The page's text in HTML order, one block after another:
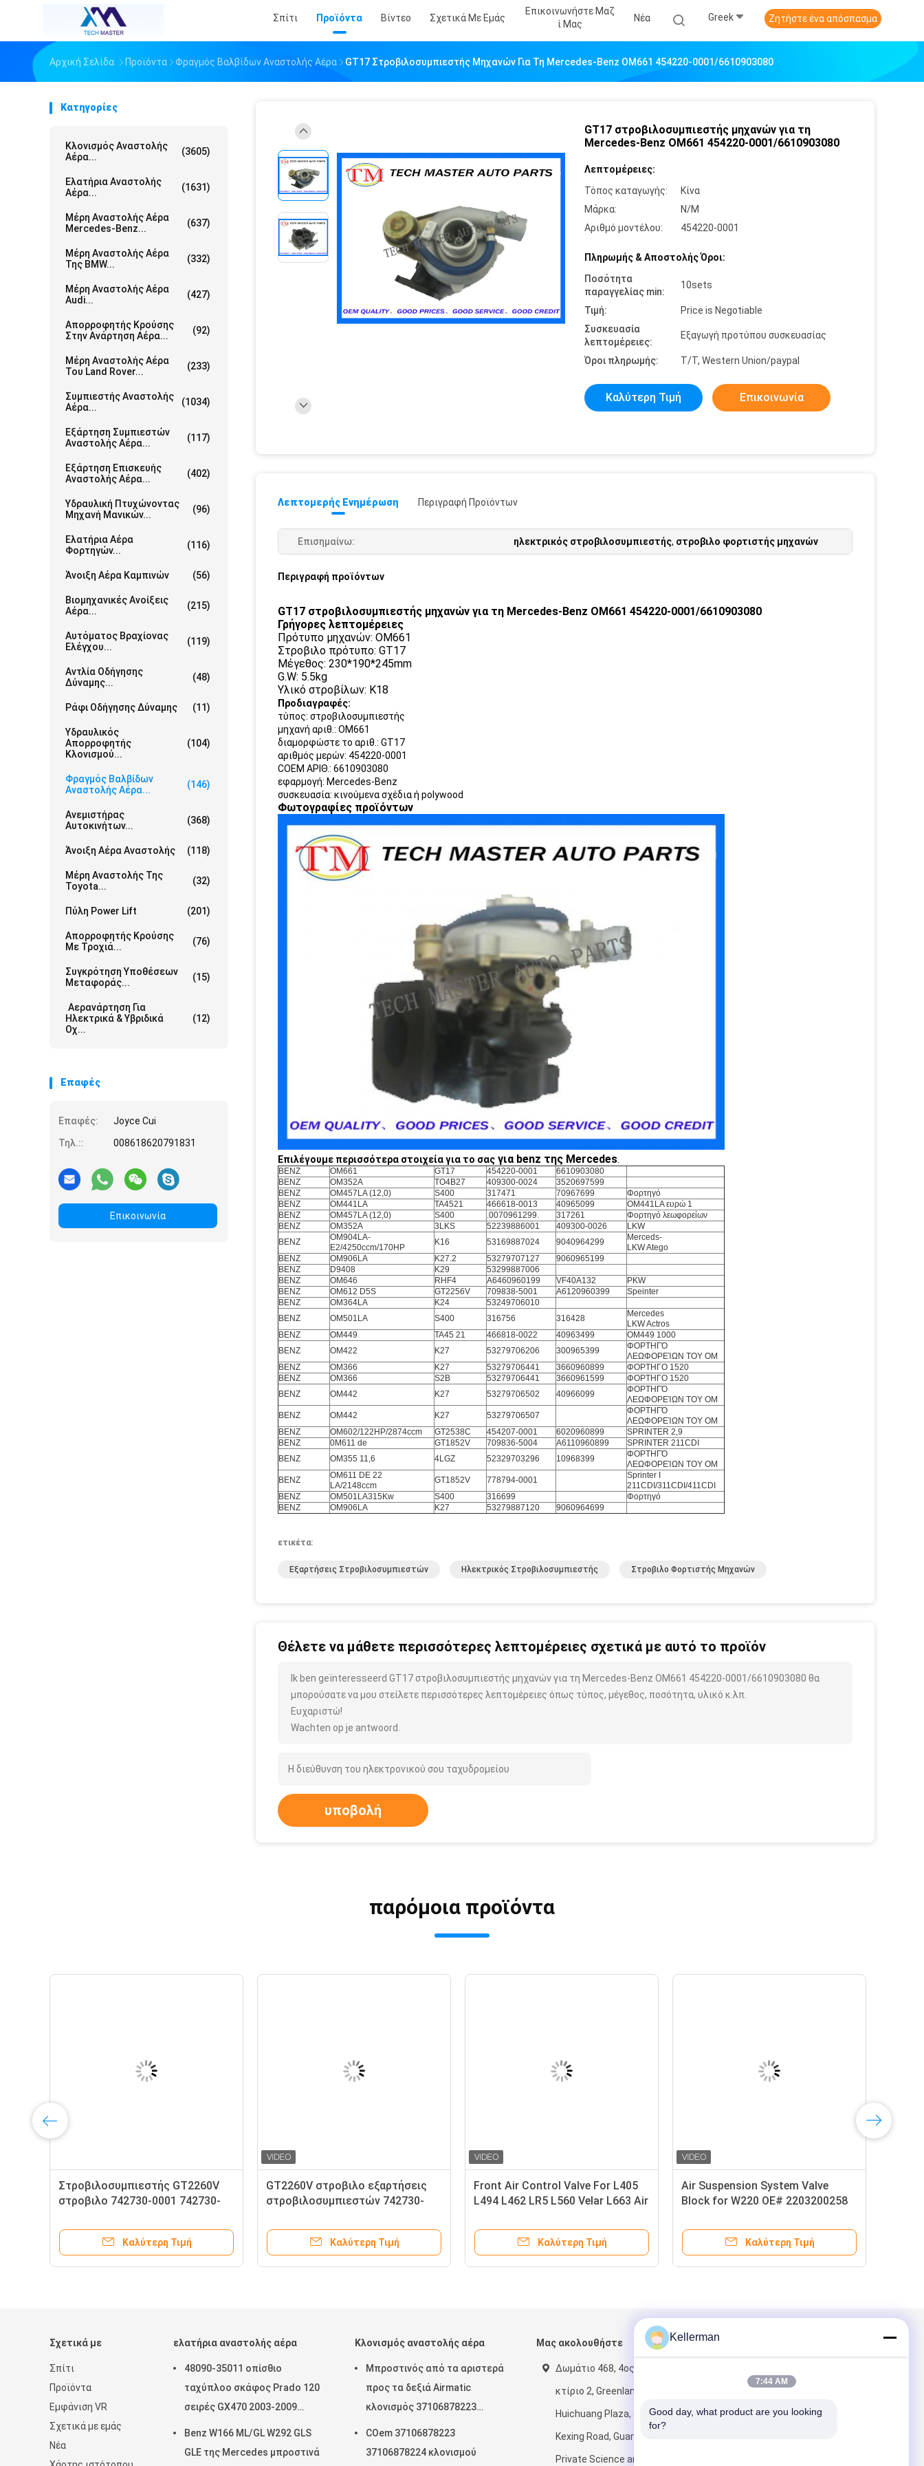
Σπίτι Προϊόντα Βίντεο Σχετικά Με Εμάς
Επικοινωνήστε Μαζ
Ί Μας
Νέα Greek Ζητήστε ένα απόσπασμα
Αρχική Σελίδα Προϊόντα Φραγμός Βαλβίδων Αναστολής Αέρα GT17 Στροβιλοσυμπιεστής Μηχανών Για Τη Mercedes-Benz OM661 454220-0001/6610903080
Κατηγορίες
Κλονισμός Αναστολής
Αέρα...
(3605)
Ελατήρια Αναστολής
Αέρα...
(1631)
Μέρη Αναστολής Αέρα
Mercedes-Benz...
(637)
Μέρη Αναστολής Αέρα
Της BMW...
(332)
Μέρη Αναστολής Αέρα
Audi...
(427)
Απορροφητής Κρούσης
Στην Ανάρτηση Αέρα...
(92)
Μέρη Αναστολής Αέρα
Του Land Rover...
(233)
Συμπιεστής Αναστολής
Αέρα...
(1034)
Εξάρτηση Συμπιεστών
Αναστολής Αέρα...
(117)
Εξάρτηση Επισκευής
Αναστολής Αέρα...
(402)
Υδραυλική Πτυχώνοντας
Μηχανή Μανικών...
(96)
Ελατήρια Αέρα
Φορτηγών...
(116)
Άνοιξη Αέρα Καμπινών (56)
Βιομηχανικές Ανοίξεις
Αέρα...
(215)
Αυτόματος Βραχίονας
Ελέγχου...
(119)
Αντλία Οδήγησης
Δύναμης...
(48)
Ράφι Οδήγησης Δύναμης (11)
Υδραυλικός
Απορροφητής
Κλονισμού...
(104)
Φραγμός Βαλβίδων
Αναστολής Αέρα...
(146)
Ανεμιστήρας
Αυτοκινήτων...
(368)
Άνοιξη Αέρα Αναστολής (118)
Μέρη Αναστολής Της
Toyota...
(32)
Πύλη Power Lift (201)
Απορροφητής Κρούσης
Με Τροχιά...
(76)
Συγκρότηση Υποθέσεων
Μεταφοράς...
(15)
Αερανάρτηση Για
Ηλεκτρικά & Υβριδικά
Οχ...
(12)
Επαφές
Επαφές:
Joyce Cui
Τηλ.::
008618620791831
Επικοινωνία
GT17 στροβιλοσυμπιεστής μηχανών για τη
Mercedes-Benz OM661 454220-0001/6610903080
Λεπτομέρειες:
Τόπος καταγωγής:
Κίνα
Μάρκα:
N/M
Αριθμό μοντέλου:
454220-0001
Πληρωμής & Αποστολής Όροι:
Ποσότητα
παραγγελίας min:
10sets
Τιμή:
Price is Negotiable
Συσκευασία
λεπτομέρειες:
Εξαγωγή προτύπου συσκευασίας
Όροι πληρωμής: T/T, Western Union/paypal
Καλύτερη Τιμή Επικοινωνία
Λεπτομερής Ενημέρωση Περιγραφή Προϊόντων
Επισημαίνω: ηλεκτρικός στροβιλοσυμπιεστής, στροβιλο φορτιστής μηχανών
Περιγραφή προϊόντων
GT17 στροβιλοσυμπιεστής μηχανών για τη Mercedes-Benz OM661 454220-0001/6610903080
Γρήγορες λεπτομέρειες
Πρότυπο μηχανών: OM661
Στροβιλο πρότυπο: GT17
Μέγεθος: 230*190*245mm
G.W: 5.5kg
Υλικό στροβίλων: K18
Προδιαγραφές:
τύπος: στροβιλοσυμπιεστής
μηχανή αριθ.: OM661
διαμορφώστε το αριθ.: GT17
αριθμός μερών: 454220-0001
COEM ΑΡΙΘ.: 6610903080
εφαρμογή: Mercedes-Benz
συσκευασία: κινούμενα σχέδια ή polywood
Φωτογραφίες προϊόντων
Επιλέγουμε περισσότερα στοιχεία για το σας για benz της Mercedes.
BENZ OM661 GT17 454220-0001
6610903080
BENZ
OM352A TO4B27 409300-0024
3520697599
BENZ
OM457LA (12,0) S400 317471 70967699
Φορτηγό
BENZ
OM441LA TA4521 466618-0013 40965099
OM441LA ευρώ 1
BENZ
OM457LA (12,0) S400 .0070961299. 317261
Φορτηγό λεωφορείων
BENZ
OM352A 3LKS 52239886001 409300-0026
LKW
BENZ
OM904LA-
E2/4250ccm/170HP
K16 53169887024 9040964299
Merceds-
LKW Atego
BENZ
OM906LA K27.2 53279707127
9060965199
BENZ
D9408 K29
53299887006
BENZ
OM646 RHF4 A6460960199 VF40A132
PKW
BENZ
OM612 D5S GT2256V 709838-5001 A6120960399
Speinter
BENZ
OM364LA K24
53249706010
BENZ
OM501LA S400 316756 316428
Mercedes
LKW Actros
BENZ
OM449 TA45 21 466818-0022 40963499
OM449 1000
BENZ
OM422 K27 53279706206 300965399
ΦΟΡΤΗΓΌ
ΛΕΩΦΟΡΕΊΩΝ ΤΟΥ OM
BENZ
OM366 K27 53279706441 3660960899
ΦΟΡΤΗΓΟ 1520
BENZ
OM366 S2B 53279706441 3660961599
ΦΟΡΤΗΓΟ 1520
BENZ
OM442 K27 53279706502 40966099
ΦΟΡΤΗΓΌ
ΛΕΩΦΟΡΕΊΩΝ ΤΟΥ OM
BENZ
OM442 K27 53279706507
ΦΟΡΤΗΓΌ
ΛΕΩΦΟΡΕΊΩΝ ΤΟΥ OM
BENZ
OM602/122HP/2874ccm GT2538C 454207-0001 6020960899
SPRINTER 2,9
BENZ
0M611 de GT1852V 709836-5004 A6110960899
SPRINTER 211CDI
BENZ
OM355 11,6 4LGZ 52329703296 10968399
ΦΟΡΤΗΓΌ
ΛΕΩΦΟΡΕΊΩΝ ΤΟΥ OM
BENZ
OM611 DE 22
LA/2148ccm
GT1852V 778794-0001
Sprinter Ι
211CDI/311CDI/411CDI
BENZ
OM501LA315Kw S400 316699
Φορτηγό
BENZ
OM906LA K27 53279887120 9060964699
ετικέτα:
Εξαρτήσεις Στροβιλοσυμπιεστών Ηλεκτρικός Στροβιλοσυμπιεστής Στροβιλο Φορτιστής Μηχανών
Θέλετε να μάθετε περισσότερες λεπτομέρειες σχετικά με αυτό το προϊόν
Ik ben geïnteresseerd GT17 στροβιλοσυμπιεστής μηχανών για τη Mercedes-Benz OM661 454220-0001/6610903080 θα
μπορούσατε να μου στείλετε περισσότερες λεπτομέρειες όπως τύπος, μέγεθος, ποσότητα, υλικό κ.λπ.
Ευχαριστώ!
Wachten op je antwoord.
υποβολή
παρόμοια προϊόντα
Στροβιλοσυμπιεστής GT2260V
στροβιλο 742730-0001 742730-
M57TU
Καλύτερη Τιμή
GT2260V στροβιλο εξαρτήσεις
στροβιλοσυμπιεστών 742730-
Καλύτερη Τιμή
Front Air Control Valve For L405
L494 L462 LR5 L560 Velar L663 Air
LR037081
Καλύτερη Τιμή
Air Suspension System Valve
Block for W220 OE# 2203200258
Καλύτερη Τιμή
Σχετικά με
Σπίτι
Προϊόντα
Εμφάνιση VR
Σχετικά με εμάς
Νέα
ελατήρια αναστολής αέρα
48090-35011 οπίσθιο
ταχύπλοο σκάφος Prado 120
σειρές GX470 2003-2009
αέρα εξαρτήσεων επισκευής
Benz W166 ML/GL W292 GLS
GLE της Mercedes μπροστινά
Κλονισμός αναστολής αέρα
Μπροστινός από τα αριστερά
προς τα δεξιά Airmatic
κλονισμός 37106878223
αέρα Rolls-$l*royce Cullinan
COem 37106878223
37106878224 κλονισμού
Μας ακολουθήστε
Δωμάτιο 468, 4ος όροφος,
κτίριο 2, Greenland
Huichuang Plaza, αριθ. 6
Kexing Road, Guangzhou
Private Science and
Στείλτε μας μήνυμα
Kellerman
7:44 AM
Good day, what product are you looking
for?